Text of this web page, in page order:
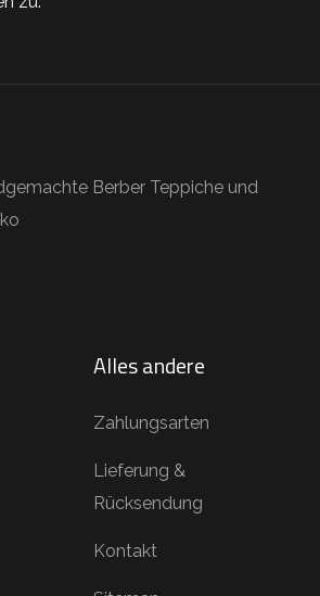
Berber Teppiche und
Alles andere
Zahlungsarten
Lieferung &
Rücksendung
Kontakt